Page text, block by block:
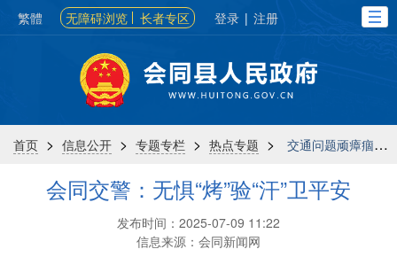
繁體 无障碍浏览 长者专区 登录 | 注册
首页 > 信息公开 > 专题专栏 > 热点专题 > 交通问题顽瘴痼疾集中整治专栏
会同交警：无惧“烤”验“汗”卫平安
发布时间：2025-07-09 11:22
信息来源：会同新闻网